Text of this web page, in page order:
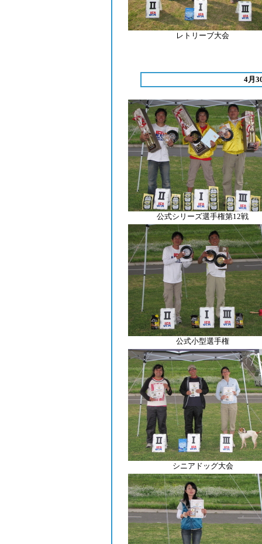
レトリーブ大会
4月
公式シリーズ選手権第12戦
公式小型選手権
シニアドッグ大会